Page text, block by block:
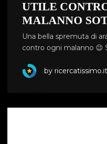
UTILE
MALANNO
Una bella spremuta di
contro ogni malanno 😉
by